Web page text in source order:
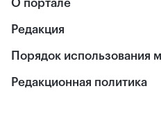
О портале
Редакция
Порядок использования
Редакционная политика